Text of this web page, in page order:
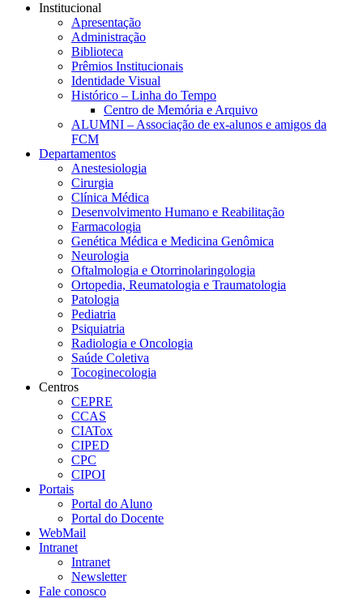
Institucional
Apresentação
Administração
Biblioteca
Prêmios Institucionais
Identidade Visual
Histórico – Linha do Tempo
Centro de Memória e Arquivo
ALUMNI – Associação de ex-alunos e amigos da
FCM
Departamentos
Anestesiologia
Cirurgia
Clínica Médica
Desenvolvimento Humano e Reabilitação
Farmacologia
Genética Médica e Medicina Genômica
Neurologia
Oftalmologia e Otorrinolaringologia
Ortopedia, Reumatologia e Traumatologia
Patologia
Pediatria
Psiquiatria
Radiologia e Oncologia
Saúde Coletiva
Tocoginecologia
Centros
CEPRE
CCAS
CIATox
CIPED
CPC
CIPOI
Portais
Portal do Aluno
Portal do Docente
WebMail
Intranet
Intranet
Newsletter
Fale conosco